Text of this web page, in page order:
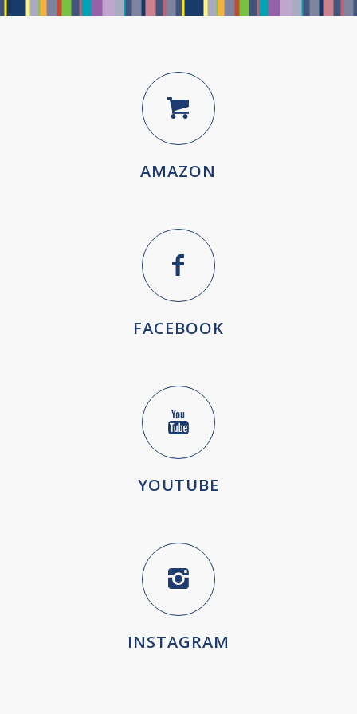
AMAZON
FACEBOOK
YOUTUBE
INSTAGRAM